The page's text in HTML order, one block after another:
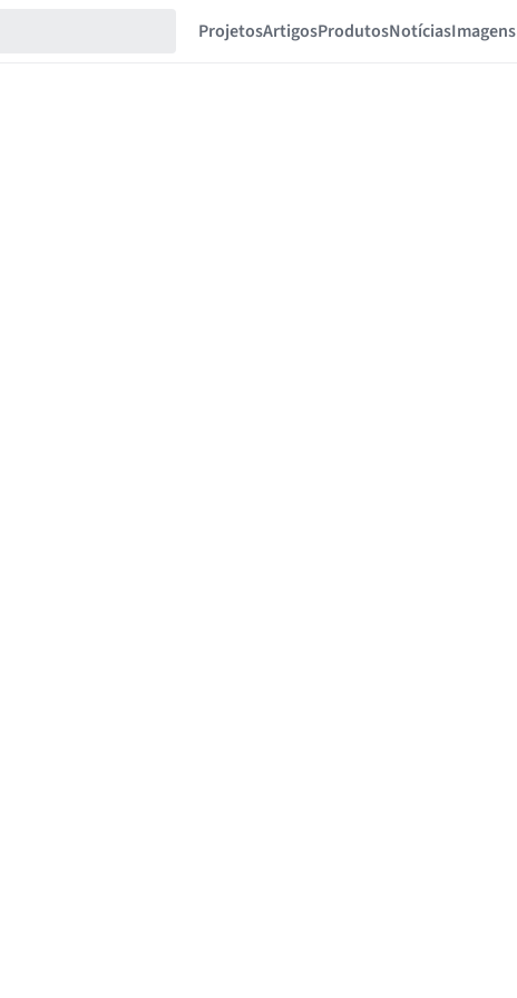
ProjetosArtigosProdutosNotíciasImagens